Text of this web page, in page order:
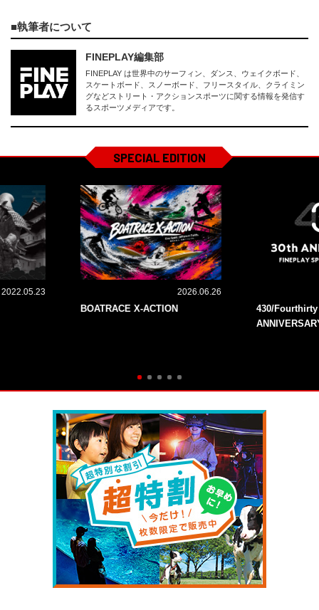
執筆者について
FINEPLAY編集部
FINEPLAY は世界中のサーフィン、ダンス、ウェイクボード、
スケートボード、スノーボード、フリースタイル、クライミン
グなどストリート・アクションスポーツに関する情報を発信す
るスポーツメディアです。
SPECIAL EDITION
2022.05.23 2026.06.26
BOATRACE X-ACTION
430/